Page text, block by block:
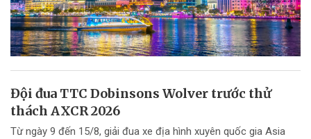
Đội đua TTC Dobinsons Wolver trước thử
thách AXCR 2026
Từ ngày 9 đến 15/8, giải đua xe địa hình xuyên quốc gia Asia